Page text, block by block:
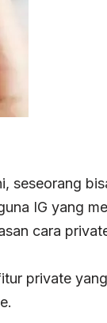
seseorang
IG yang
cara
private